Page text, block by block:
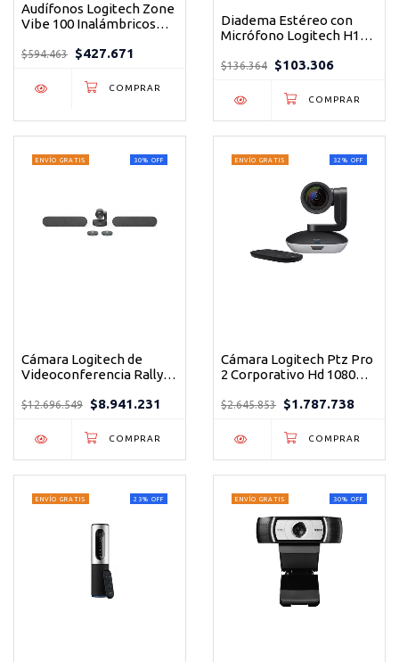
Audífonos Logitech Zone
Vibe 100 Inalámbricos
Micrófono
$594.463 $427.671
Diadema Estéreo con
Micrófono Logitech H151
$136.364 $103.306
30% OFF
ENVÍO GRATIS
Cámara Logitech de
Videoconferencia Rally
$12.696.549 $8.941.231
32 % OFF
ENVÍO GRATIS
Cámara Logitech Ptz Pro
2 Corporativo Hd 1080
$2.645.853 $1.787.738
23% OFF
ENVÍO GRATIS 30% OFF
ENVÍO GRATIS